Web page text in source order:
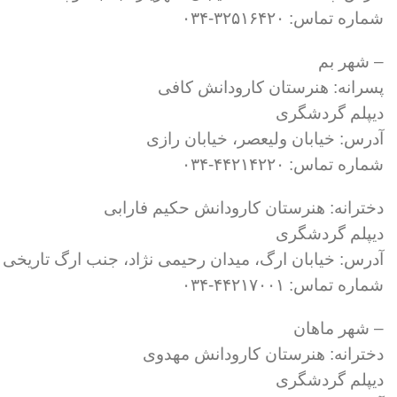
شماره تماس: ۳۲۵۱۶۴۲۰-۰۳۴
– شهر بم
پسرانه: هنرستان کارودانش کافی
دیپلم گردشگری
آدرس: خیابان ولیعصر، خیابان رازی
شماره تماس: ۴۴۲۱۴۲۲۰-۰۳۴
دخترانه: هنرستان کارودانش حکیم فارابی
دیپلم گردشگری
آدرس: خیابان ارگ، میدان رحیمی نژاد، جنب ارگ
شماره تماس: ۴۴۲۱۷۰۰۱-۰۳۴
– شهر ماهان
دخترانه: هنرستان کارودانش مهدوی
دیپلم گردشگری